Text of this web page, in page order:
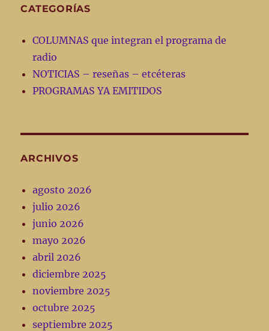
CATEGORÍAS
COLUMNAS que integran el programa de
radio
NOTICIAS – reseñas – etcéteras
PROGRAMAS YA EMITIDOS
ARCHIVOS
agosto 2026
julio 2026
junio 2026
mayo 2026
abril 2026
diciembre 2025
noviembre 2025
octubre 2025
septiembre 2025